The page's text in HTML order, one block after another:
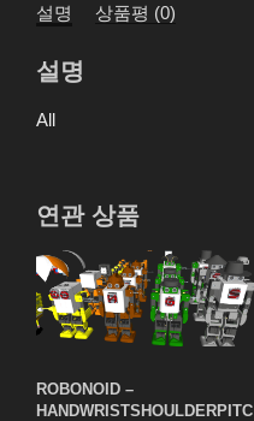
량
설명 상품평 (0)
설명
All
연관 상품
ROBONOID –
HANDWRISTSHOULDERPITC